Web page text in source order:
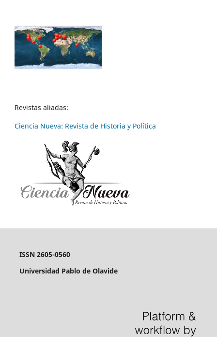
Revistas aliadas:
Ciencia Nueva: Revista de Historia y Política
ISSN 2605-0560
Universidad Pablo de Olavide